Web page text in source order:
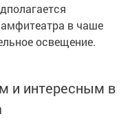
амфитеатра в чаше
освещение.
и интересным в